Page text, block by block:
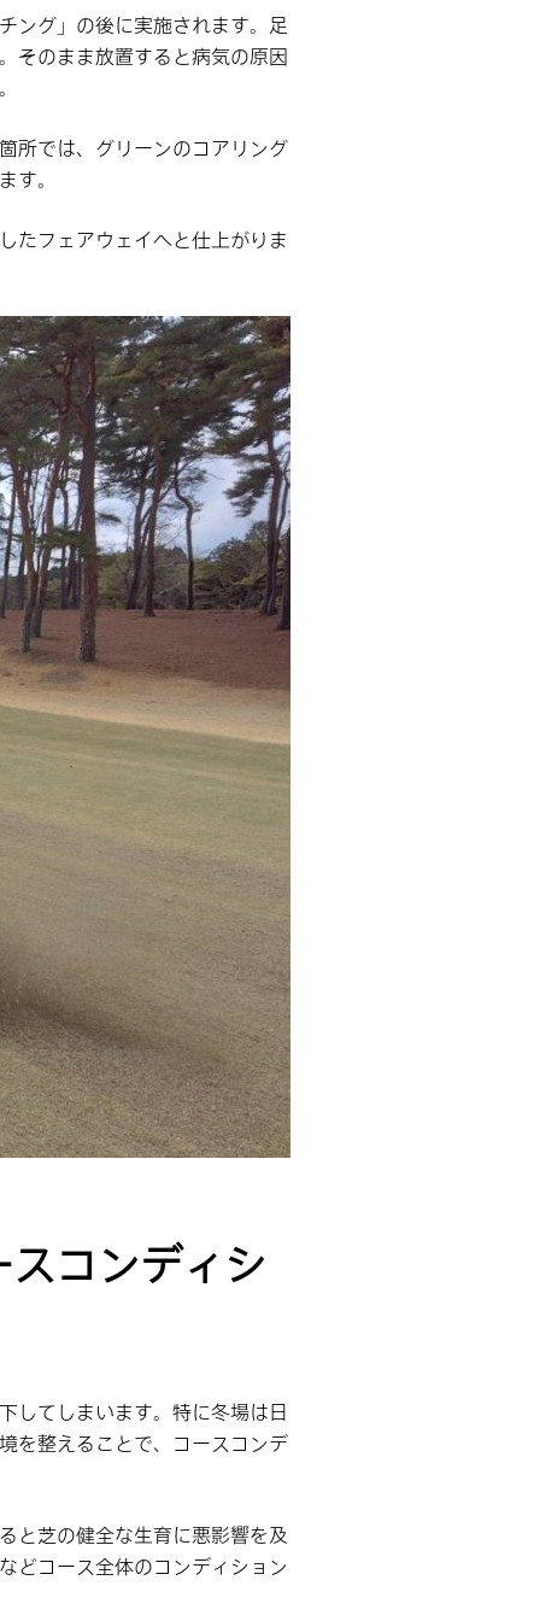
ング」の後に実施されます。足
そのまま放置すると病気の原因
所では、グリーンのコアリング
す。
たフェアウェイへと仕上がりま
コンディシ
してしまいます。特に冬場は日
を整えることで、コースコンデ
と芝の健全な生育に悪影響を及
どコース全体のコンディション